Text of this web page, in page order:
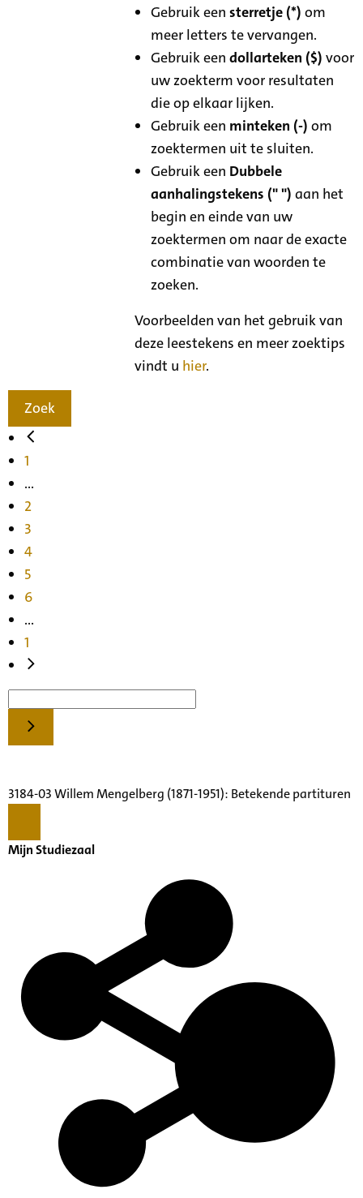
Gebruik eensterretje (*) om
meer letters te vervangen.
Gebruik eendollarteken ($) voor
uw zoekterm voor resultaten
die op elkaar lijken.
Gebruik een minteken (-) om
zoektermen uit te sluiten.
Gebruik een Dubbele
aanhalingstekens (" ") aan het
begin en einde van uw
zoektermen om naar de exacte
combinatie van woorden te
zoeken.
Voorbeelden van het gebruik van
deze leestekens en meer zoektips
vindt u hier.
Zoek
1
...
2
3
4
5
6
...
1
3184-03 Willem Mengelberg (1871-1951): Betekende partituren
Mijn Studiezaal